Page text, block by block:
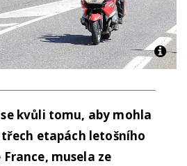
kvůli tomu, aby mohla
etapách letošního
musela ze